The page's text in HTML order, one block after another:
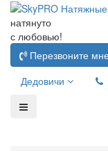
натянуто
с любовью!
Перезвоните
Дедовичи